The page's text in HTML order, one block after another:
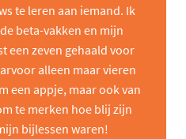
te leren aan iemand. Ik
beta-vakken en mijn
een zeven gehaald voor
alleen maar vieren
een appje, maar ook van
te merken hoe blij zijn
bijlessen waren!